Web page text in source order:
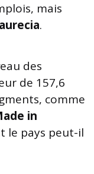
mais
.
des
de 157,6
comme
in
le pays peut-il